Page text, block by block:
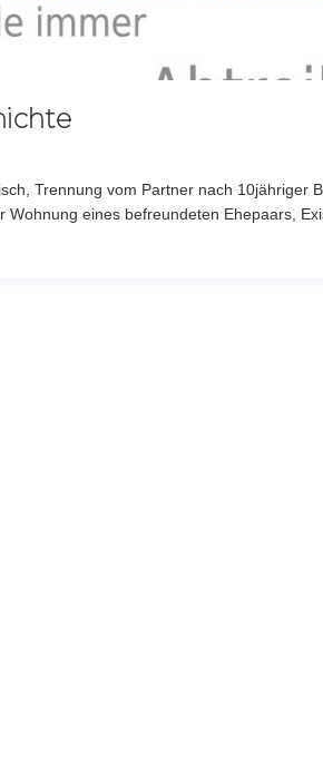
Trennung vom Partner nach 10jähriger
eines befreundeten Ehepaars,